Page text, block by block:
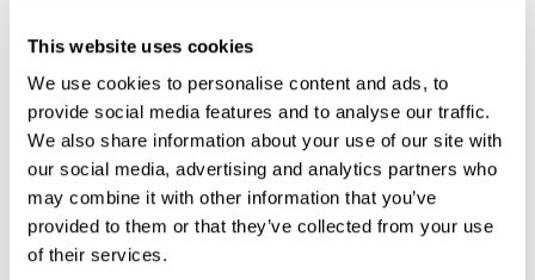
This website uses cookies
We use cookies to personalise content and ads, to
provide social media features and to analyse our traffic.
We also share information about your use of our site with
our social media, advertising and analytics partners who
may combine it with other information that you’ve
provided to them or that they’ve collected from your use
of their services.
> Zobrazit detail položky a informace o autorovi
> zpět na aukční výsledky
VYDRAŽENO
Alois Lukášek
99473. Krajina